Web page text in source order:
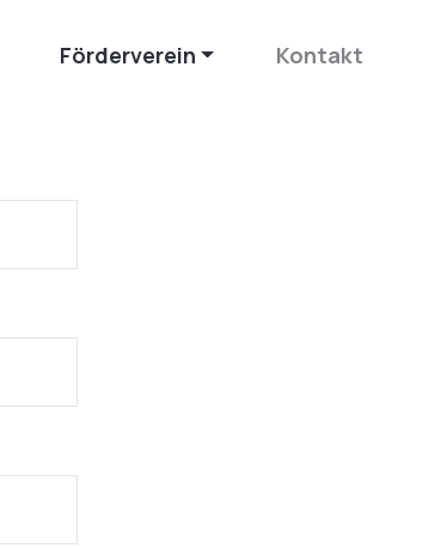
Förderverein Kontakt